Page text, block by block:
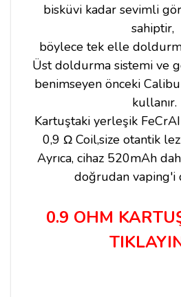
bisküvi kadar sevimli
sahiptir,
böylece tek elle
Üst doldurma sistemi ve
benimseyen önceki
kullanır.
Kartuştaki yerleşik
0,9 Ω Coil,size otantik
Ayrıca, cihaz 520mAh
doğrudan vaping'i
0.9 OHM